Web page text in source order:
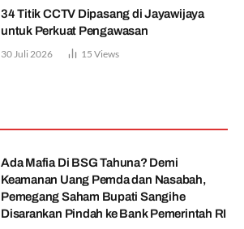
34 Titik CCTV Dipasang di Jayawijaya
untuk Perkuat Pengawasan
30 Juli 2026 15 Views
Ada Mafia Di BSG Tahuna? Demi
Keamanan Uang Pemda dan Nasabah,
Pemegang Saham Bupati Sangihe
Disarankan Pindah ke Bank Pemerintah RI